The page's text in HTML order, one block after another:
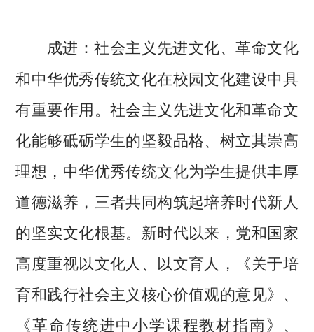
成进：社会主义先进文化、革命文化
和中华优秀传统文化在校园文化建设中具
有重要作用。社会主义先进文化和革命文
化能够砥砺学生的坚毅品格、树立其崇高
理想，中华优秀传统文化为学生提供丰厚
道德滋养，三者共同构筑起培养时代新人
的坚实文化根基。新时代以来，党和国家
高度重视以文化人、以文育人，《关于培
育和践行社会主义核心价值观的意见》、
《革命传统进中小学课程教材指南》、